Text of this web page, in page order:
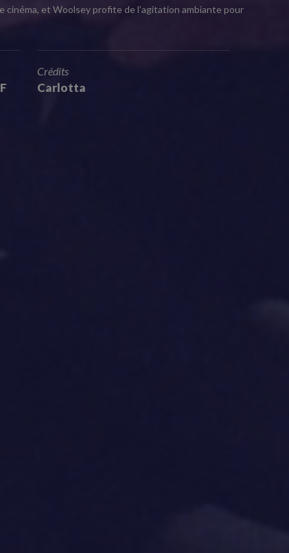
cinéma, et Woolsey profite de l’agitation ambiante pour
Crédits
Carlotta